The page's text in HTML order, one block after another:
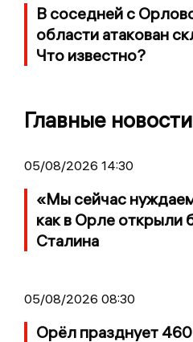
В соседней с
области атакован
Что известно?
Главные новости
05/08/2026 14:30
«Мы сейчас
как в Орле открыли
Сталина
05/08/2026 08:30
Орёл празднует